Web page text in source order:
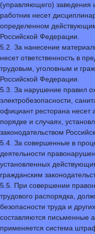
(управляющего) заведения
работник несет
определенном
Российской Федерации.
5.2. За нанесение
несет ответственность в
трудовым, уголовным и
Российской Федерации.
5.3. За нарушение правил
электробезопасности,
официант ресторана несет
порядке и случаях,
законодательством
5.4. За совершенные в
деятельности
установленных
гражданским
5.5. При совершении
трудового распорядка,
безопасности труда и
составляются письменные
применяется система